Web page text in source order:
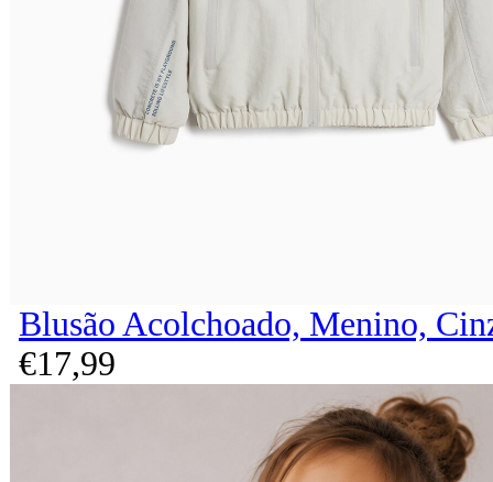
Blusão Acolchoado, Menino,
€17,99